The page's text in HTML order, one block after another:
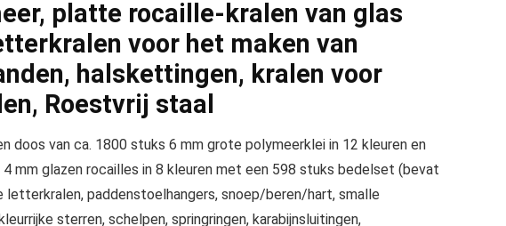
platte rocaille-kralen van glas
voor het maken van
halskettingen, kralen voor
Roestvrij staal
doos van ca. 1800 stuks 6 mm grote polymeerklei in 12 kleuren en
mm glazen rocailles in 8 kleuren met een 598 stuks bedelset (bevat
letterkralen, paddenstoelhangers, snoep/beren/hart, smalle
sterren, schelpen, springringen, karabijnsluitingen,